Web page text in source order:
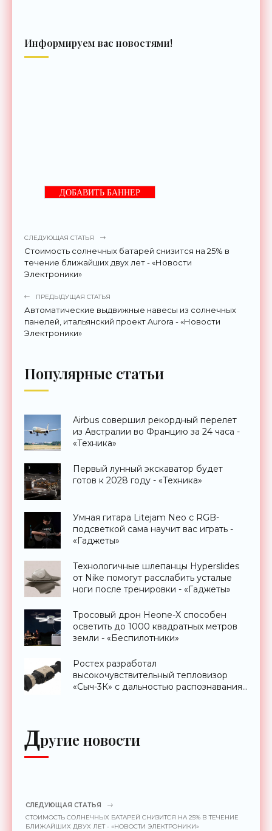
Информируем вас новостями!
ДОБАВИТЬ БАННЕР
СЛЕДУЮЩАЯ СТАТЬЯ
Стоимость солнечных батарей снизится на 25% в
течение ближайших двух лет - «Новости
Электроники»
ПРЕДЫДУЩАЯ СТАТЬЯ
Автоматические выдвижные навесы из солнечных
панелей, итальянский проект Aurora - «Новости
Электроники»
Популярные статьи
Airbus совершил рекордный перелет
из Австралии во Францию за 24 часа -
«Техника»
Первый лунный экскаватор будет
готов к 2028 году - «Техника»
Умная гитара Litejam Neo с RGB-
подсветкой сама научит вас играть -
«Гаджеты»
Технологичные шлепанцы Hyperslides
от Nike помогут расслабить усталые
ноги после тренировки - «Гаджеты»
Тросовый дрон Heone-X способен
осветить до 1000 квадратных метров
земли - «Беспилотники»
Ростех разработал
высокочувствительный тепловизор
«Сыч-3К» с дальностью распознавания
Другие новости
СЛЕДУЮЩАЯ СТАТЬЯ
СТОИМОСТЬ СОЛНЕЧНЫХ БАТАРЕЙ СНИЗИТСЯ НА 25% В ТЕЧЕНИЕ
БЛИЖАЙШИХ ДВУХ ЛЕТ - «НОВОСТИ ЭЛЕКТРОНИКИ»